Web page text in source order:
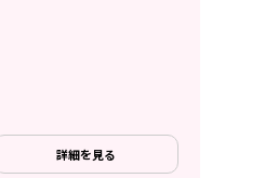
詳細を見る